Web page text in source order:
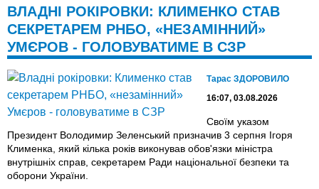
ВЛАДНІ РОКІРОВКИ: КЛИМЕНКО СТАВ
СЕКРЕТАРЕМ РНБО, «НЕЗАМІННИЙ»
УМЄРОВ - ГОЛОВУВАТИМЕ В СЗР
Тарас ЗДОРОВИЛО
16:07, 03.08.2026
Своїм указом
Президент Володимир Зеленський призначив 3 серпня Ігоря
Клименка, який кілька років виконував обов'язки міністра
внутрішніх справ, секретарем Ради національної безпеки та
оборони України.